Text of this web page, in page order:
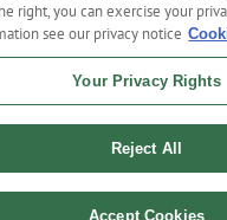
Us
right, you can exercise your
see our privacy notice
Your Privacy Rights
Reject All
Accept Cookies